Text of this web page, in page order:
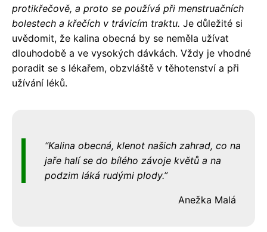
protikřečově, a proto se používá při menstruačních
bolestech a křečích v trávicím traktu. Je důležité si
uvědomit, že kalina obecná by se neměla užívat
dlouhodobě a ve vysokých dávkách. Vždy je vhodné
poradit se s lékařem, obzvláště v těhotenství a při
užívání léků.
Kalina obecná, klenot našich zahrad, co na
jaře halí se do bílého závoje květů a na
podzim láká rudými plody.
Anežka Malá